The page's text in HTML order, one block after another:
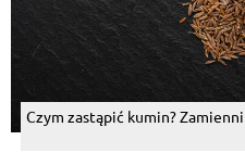
Czym zastąpić kumin?